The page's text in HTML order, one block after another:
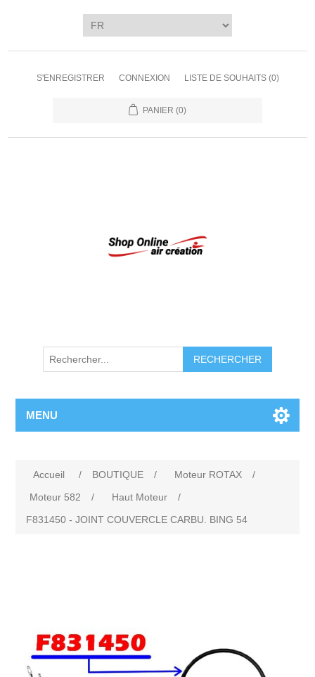
S'ENREGISTRER CONNEXION LISTE DE SOUHAITS (0)
PANIER (0)
RECHERCHER
MENU
Accueil / BOUTIQUE / Moteur ROTAX
/
Moteur 582
/ Haut Moteur
/
F831450 - JOINT COUVERCLE CARBU. BING 54